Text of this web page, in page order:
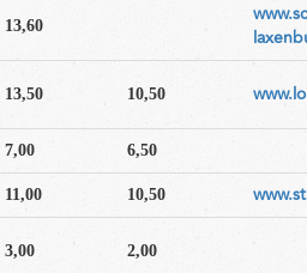
13,60
13,50 10,50
7,00 6,50
11,00 10,50
3,00 2,00